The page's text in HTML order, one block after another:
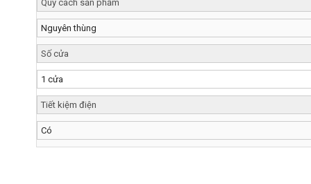
Quy cách sản phẩm
Nguyên thùng
Số cửa
1 cửa
Tiết kiệm điện
Có